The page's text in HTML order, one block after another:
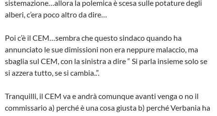
sistemazione…allora la polemica è scesa sulle potature degli
alberi, c’era poco altro da dire…
Poi c’è il CEM…sembra che questo sindaco quando ha
annunciato le sue dimissioni non era neppure malaccio, ma
sbaglia sul CEM, con la sinistra a dire “ Si parla insieme solo se
si azzera tutto, se si cambia..”.
Tranquilli, il CEM va e andrà comunque avanti venga o no il
commissario a) perché è una cosa giusta b) perché Verbania ha